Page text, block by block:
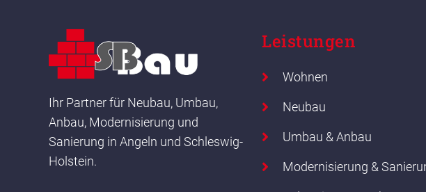
Ihr Partner für Neubau, Umbau,
Anbau, Modernisierung und
Sanierung in Angeln und Schleswig-
Holstein.
Leistungen
Wohnen
Neubau
Umbau & Anbau
Modernisierung &